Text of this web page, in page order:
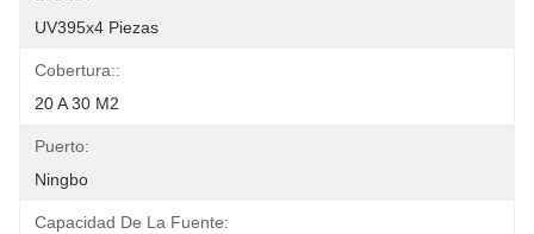
UV395x4 Piezas
Cobertura::
20 A 30 M2
Puerto:
Ningbo
Capacidad De La Fuente: